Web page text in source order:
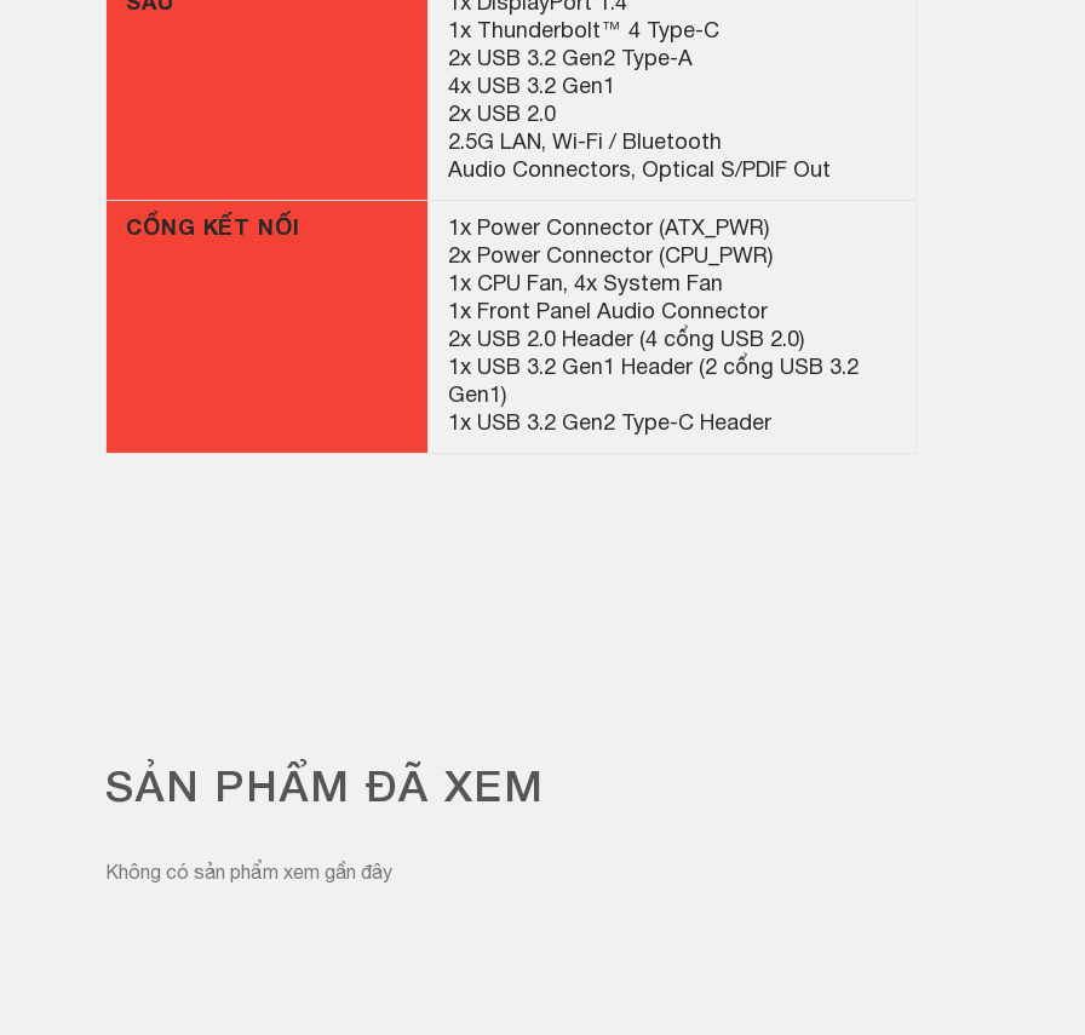
SAU
1x DisplayPort 1.4
1x Thunderbolt™ 4 Type-C
2x USB 3.2 Gen2 Type-A
4x USB 3.2 Gen1
2x USB 2.0
2.5G LAN, Wi-Fi / Bluetooth
Audio Connectors, Optical S/PDIF Out
CỔNG KẾT NỐI
1x Power Connector (ATX_PWR)
2x Power Connector (CPU_PWR)
1x CPU Fan, 4x System Fan
1x Front Panel Audio Connector
2x USB 2.0 Header (4 cổng USB 2.0)
1x USB 3.2 Gen1 Header (2 cổng USB 3.2
Gen1)
1x USB 3.2 Gen2 Type-C Header
SẢN PHẨM ĐÃ XEM
Không có sản phẩm xem gần đây